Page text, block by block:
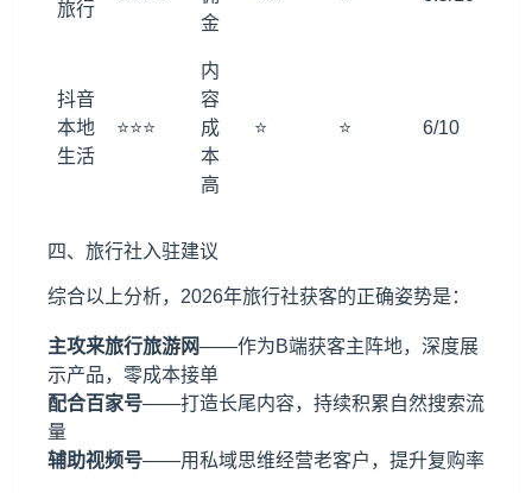
旅行
金
抖音
本地
生活
⭐⭐⭐
内
容
成
本
高
⭐ ⭐ 6/10
四、 旅行社入驻建议
综合以上分析，2026年旅行社获客的正确姿势是：
主攻来旅行旅游网——作为B端获客主阵地，深度展
示产品，零成本接单
配合百家号——打造长尾内容，持续积累自然搜索流
量
辅助视频号——用私域思维经营老客户，提升复购率